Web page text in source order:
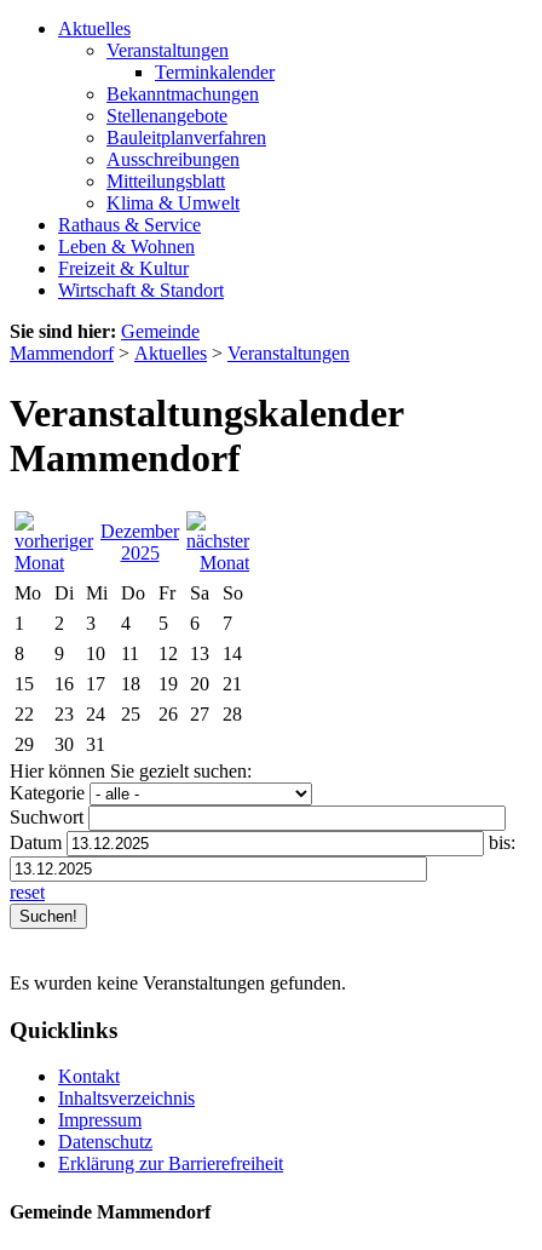
Aktuelles
Veranstaltungen
Terminkalender
Bekanntmachungen
Stellenangebote
Bauleitplanverfahren
Ausschreibungen
Mitteilungsblatt
Klima & Umwelt
Rathaus & Service
Leben & Wohnen
Freizeit & Kultur
Wirtschaft & Standort
Sie sind hier: Gemeinde
Mammendorf> Aktuelles > Veranstaltungen
Veranstaltungskalender
Mammendorf
Dezember
2025
Mo
Di Mi Do Fr Sa
So
1
2 3 4 5 6
7
8
9 10 11 12 13
14
15
16 17 18 19 20
21
22
23 24 25 26 27
28
29
30 31
Hier können Sie gezielt suchen:
Kategorie
Suchwort
Datum
bis:
reset
Es wurden keine Veranstaltungen gefunden.
Quicklinks
Kontakt
Inhaltsverzeichnis
Impressum
Datenschutz
Erklärung zur Barrierefreiheit
Gemeinde Mammendorf